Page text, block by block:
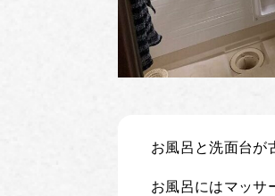
お風呂と洗面台が
お風呂にはマッサ